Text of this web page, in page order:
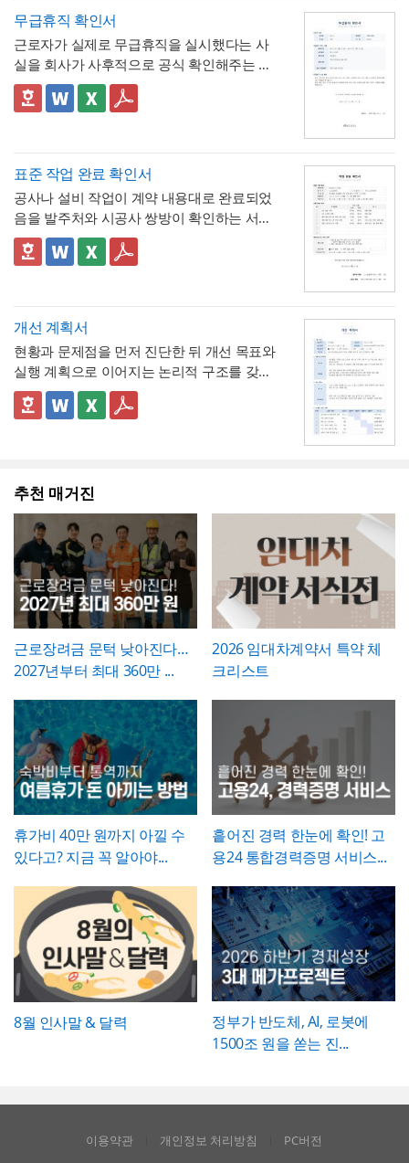
안내, 기업의 신입사원 온보딩 자료, 동아리·
학회의 오리엔테이션 자료, 교육기관의 커리
큘럼 소개 등 실무에 필요한 내용을 효과적으
로 정리할 수 있으며, 대학교·기업 인사팀·교
육기관·동아리 및 학회 등 다양한 분야에서 활
* 해당 템플릿에 사용된 폰트는 [ Pretendard
] 입니다.
폰트가 없을 경우 기본 폰트로 보입니다.
* 폰트는 따로 제공되지 않으므로 다운로드
및 변경하여 사용하시기 바랍니다.
며칠에 해당하는지"를 신청서 자체에서 바로
계산·검증 가능
- 사용시간을 "14:00~16:00(총 2시간)"처럼
시작·종료 시각과 총 시간을 함께 기재하도록
해, 반차보다 세분화된 시간 단위로 병원 진
료, 관공서 방문 등 짧은 용무에 유연하게 대
응
- "회사의 소정근로시간에 따라 차감기준은
달라질 수 있음"이라는 단서를 명시해, 하루 8
시간 근무가 아닌 사업장에서도 환산 기준을
조정해 적용할 수 있음을 안내
- 업무 특이사항란을 별도로 두어, 시간단위
연차 사용으로 인해 발생할 수 있는 업무 공백
표에 제시된 환산 기준은 1일 8시간(주 40시
간) 근무를 전제로 한 것이므로,소정근로시간
이 다른 사업장이라면 이 기준을 그대로 적용
하지 않도록 유의
해야 합니다. 예를 들어 소정
근로시간이 7시간인 사업장이라면 1시간당
연차 환산 비율이 0.125일이 아닌 약 0.143일
을 기준으로 별도의 환산표를 마련해두는 것
이 정확합니다. 또한 법정 연차휴가는 원칙적
으로 1일 단위 사용이 기본이며, 시간단위 사
용은 법적 의무사항이 아니라 회사가 취업규
칙 등을 통해 자율적으로 도입하는 제도이므
무급휴직 확인서
근로자가 실제로 무급휴직을 실시했다는 사
실을 회사가 사후적으로 공식 확인해주는 증
명서입니다. 휴직원(신청서)이 사전 승인 절차
를 위한 문서라면, 이 확인서는 이미 실시된
📣 이 서식의 구성 특징
한눈에 확인할 수 있도록 함
2. "급여 지급여부 : 무급(급여 미지급)"이라는
항목을 별도로 명시해, 이 휴직이 유급이 아닌
무급으로 처리되었음을 문서상 명확히 못박
음
3. "회사 내부 규정에 따른 휴직 기준이 적용
되었음을 확인한다"는 문구로, 이 무급휴직이
임의가 아니라 회사의 정식 내부 규정 절차를
거쳐 승인·실시되었음을 명시
4. 확인자(경영지원팀 담당자)의 서명과 회사
직인으로 마무리해, 근로자가 이 문서를 대외
무급휴직 확인서는
히 계산해 기재하는 것이 가장 중요합니다. 휴
직 시작일과 종료일을 실제 승인된 휴직원 내
용과 정확히 대조하고, 총 휴직일수는 달력상
실제 일수를 정확히 세어 기재해야 이후 급여
나 4대보험 정산 시 오류가 발생하지 않습니
정" 등 적정 수준으로 기재하는 것이 일반적이
며, 필요한 경우에만 구체적인 사유를 명시하
는 것이 좋습니다. 이 확인서를 발급한 이후에
는 반드시 4대보험 관련 신고(납부예외 신청
등)가 함께 이루어졌는지 확인하고, 급여대장
에도 해당 기간이 무급으로 정확히 반영되었
는지 재차 점검하시기 바랍니다.
표준 작업 완료 확인서
공사나 설비 작업이 계약 내용대로 완료되었
음을 발주처와 시공사 쌍방이 확인하는 서식
입니다. 작업항목별로 계획 수량과 완료 수량
을 나란히 대조하고, 하자 여부와 하자보증기
증할 수 있는 것이 특징입니다.
✅ 계획 대비 완료 수량 검증 및 하자 확인 관
다면 반드시 비고란에 그 사유(예 : 설계 변경,
현장 여건상 수량 조정 등)를 구체적으로 기재
해야 하며, 임의로 수량을 맞춰 기재하는 일이
없도록 해야 합니다. 하자여부를 "하자 없
음"으로 확인하는 경우에도 하자보증기간 내
에 새로운 하자가 발견될 수 있으므로, 이 확
💡 작성 팁
작업 완료 확인서는계획과 완료의 정확한 대
조가 가장 중요 하므로, 현장 실사를 통해 실제
완료된 개소·수량을 정확히 확인한 뒤 계획 수
수량 차이가 발생했는지 근거를 확인할 수 있
도록 하는 것이 중요합니다. 특이사항란에는
작업 중 발견된 예상치 못한 사항(부식, 노후
배선 등)과 그에 대한 처리 결과를 함께 기록
해, 계약 범위를 벗어난 추가 작업이 있었다면
그 사실과 처리 근거를 명확히 남겨두시기 바
랍니다. 하자여부는 실제 현장 점검 결과에 따
라 정확히 체크하고, 하자가 있는 경우에는 내
용을 구체적으로 기재해 향후 보수 책임의 근
거로 삼을 수 있도록 하는 것이 좋습니다. 마
지막으로 발주처와 시공사 양측의 서명은 실
제 현장 검수에 참여한 담당자가 직접 하도록
하여, 이 확인서가 형식적 서류가 아니라 실질
적인 검증을 거친 문서로서의 효력을 갖도록
관리하시기 바랍니다.
개선 계획서
현황과 문제점을 먼저 진단한 뒤 개선 목표와
실행 계획으로 이어지는 논리적 구조를 갖춘
업무 개선 보고서입니다. 개선분야를 IT·전산,
업무 프로세스, 안전, 품질 등으로 체크박스
👔 이 서식의 구성 특징
가능
나누어 구성해, 단순 현상 나열이 아니라
개선이 필요한지 논리적 인과관계를 명확히
제시
- 개선 목표와 기대효과를 구분해, 무엇을 이
룰 것인지(목표)와 그 결과 무엇이 좋아지는지
(효과)를 별도로 서술함으로써 보고받는 결재
권자가투자 대비 효과를 판단하기 쉽도록 구
성
- 단계별 실행 계획표에 담당자와 주차별 일정
(0월0주~0월0주)을 매트릭스 형태로 배치해,
각 실행 단계가 언제 진행되는지
간트차트처
럼 시각적으로 확인가능
- 예산(안)을 부가세 포함 금액으로 상단에 명
시해, 개선 계획의 실행 가능성을
예산 규모
측면에서도 함께 검토할 수 있도록 함
💡 작성 팁
개선 계획서는현황과 문제점을 최대한 구체
니다. "노후화되었다", "느리다"처럼 막연한
표현 대신 실제 사용연수, 장애 발생 빈도, 소
요 시간 등 정량적 근거를 제시하면 개선의 필
요성이 훨씬 명확하게 전달됩니다. 개선 목표
는 문제점에서 언급한 리스크가 해소되는 방
향으로 구체적으로 서술하고, 기대효과는 가
능한 한 수치화(업무시간 단축 몇 시간, 만족
도 개선 등)해 목표와의 인과관계가 드러나도
추천 매거진
근로장려금 문턱 낮아진다…
2027년부터 최대 360만 ...
2026 임대차계약서 특약 체
크리스트
휴가비 40만 원까지 아낄 수
있다고? 지금 꼭 알아야...
흩어진 경력 한눈에 확인! 고
용24 통합경력증명 서비스...
8월 인사말 & 달력
정부가 반도체, AI, 로봇에
1500조 원을 쏟는 진...
이용약관 개인정보 처리방침 PC버전